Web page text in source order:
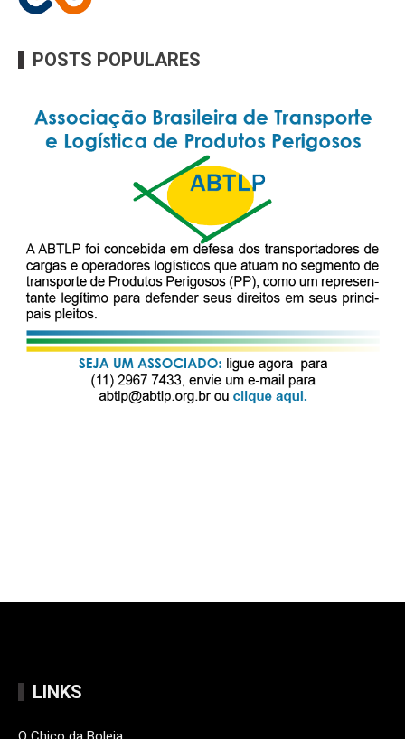
POSTS POPULARES
LINKS